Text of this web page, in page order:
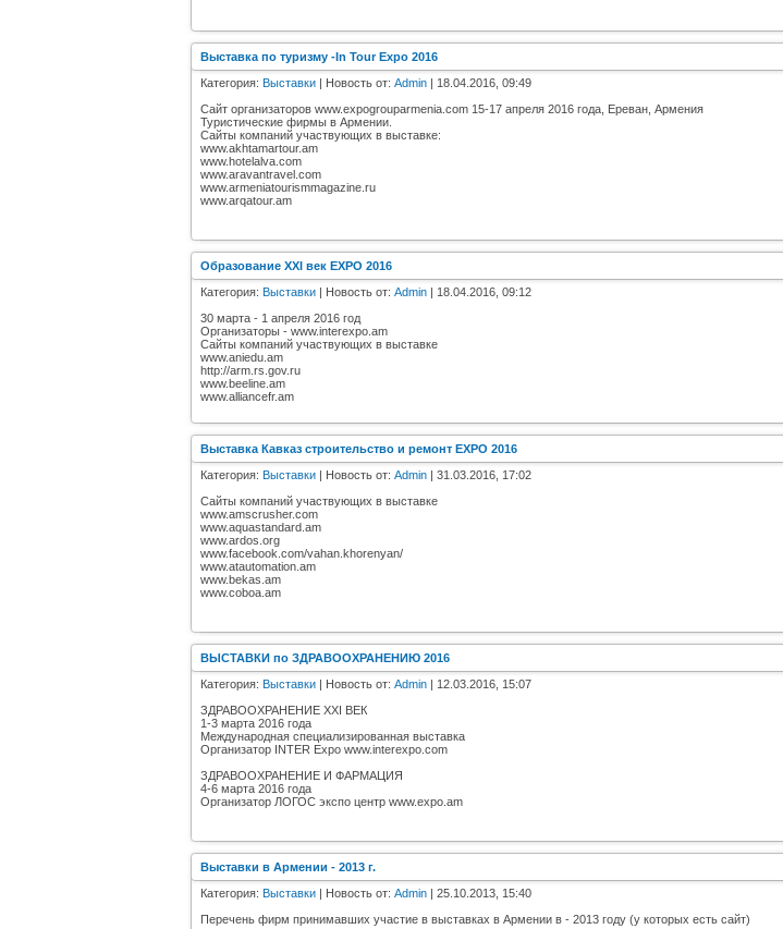
Выставка по туризму -In Tour Expo 2016
Категория: Выставки | Новость от: Admin | 18.04.2016, 09:49
Сайт организаторов www.expogrouparmenia.com 15-17 апреля 2016 года, Ереван, Армения
Туристические фирмы в Армении.
Сайты компаний участвующих в выставке:
www.akhtamartour.am
www.hotelalva.com
www.aravantravel.com
www.armeniatourismmagazine.ru
www.arqatour.am
Образование XXI век EXPO 2016
Категория: Выставки | Новость от: Admin | 18.04.2016, 09:12
30 марта - 1 апреля 2016 год
Организаторы - www.interexpo.am
Сайты компаний участвующих в выставке
www.aniedu.am
http://arm.rs.gov.ru
www.beeline.am
www.alliancefr.am
Выставка Кавказ строительство и ремонт EXPO 2016
Категория: Выставки | Новость от: Admin | 31.03.2016, 17:02
Сайты компаний участвующих в выставке
www.amscrusher.com
www.aquastandard.am
www.ardos.org
www.facebook.com/vahan.khorenyan/
www.atautomation.am
www.bekas.am
www.coboa.am
ВЫСТАВКИ по ЗДРАВООХРАНЕНИЮ 2016
Категория: Выставки | Новость от: Admin | 12.03.2016, 15:07
ЗДРАВООХРАНЕНИЕ XXI ВЕК
1-3 марта 2016 года
Международная специализированная выставка
Организатор INTER Expo www.interexpo.com
ЗДРАВООХРАНЕНИЕ И ФАРМАЦИЯ
4-6 марта 2016 года
Организатор ЛОГОС экспо центр www.expo.am
Выставки в Армении - 2013 г.
Категория: Выставки | Новость от: Admin | 25.10.2013, 15:40
Перечень фирм принимавших участие в выставках в Армении в - 2013 году (у которых есть сайт)